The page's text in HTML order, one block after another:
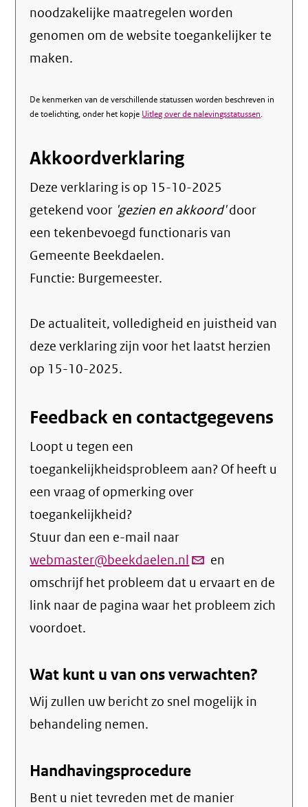
noodzakelijke maatregelen worden
genomen om de website toegankelijker te
maken.
De kenmerken van de verschillende statussen worden beschreven in
de toelichting, onder het kopje Uitleg over de nalevingsstatussen.
Akkoordverklaring
Deze verklaring is op 15-10-2025
getekend voor 'gezien en akkoord'door
een tekenbevoegd functionaris van
Gemeente Beekdaelen.
Functie: Burgemeester.
De actualiteit, volledigheid en juistheid van
deze verklaring zijn voor het laatst herzien
op 15-10-2025.
Feedback en contactgegevens
Loopt u tegen een
toegankelijkheidsprobleem aan? Of heeft u
een vraag of opmerking over
toegankelijkheid?
Stuur dan een e-mail naar
webmaster@beekdaelen.nl (link
verstuurt
email)
en
omschrijf het probleem dat u ervaart en de
link naar de pagina waar het probleem zich
voordoet.
Wat kunt u van ons verwachten?
Wij zullen uw bericht zo snel mogelijk in
behandeling nemen.
Handhavingsprocedure
Bent u niet tevreden met de manier